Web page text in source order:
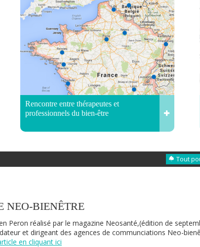
Rencontre entre thérapeutes et
professionnels du bien-être
Tout
NEO-BIENÊTRE
Peron réalisé par le magazine Neosanté,(édition de
et dirigeant des agences de communciations Neo-
en cliquant ici